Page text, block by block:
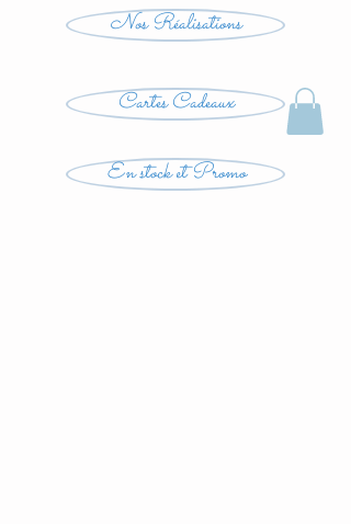
Nos Réalisations
Cartes Cadeaux
En stock et Promo